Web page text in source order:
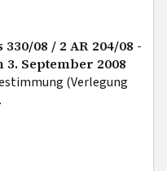
330/08 / 2 AR 204/08 -
3. September 2008
(Verlegung